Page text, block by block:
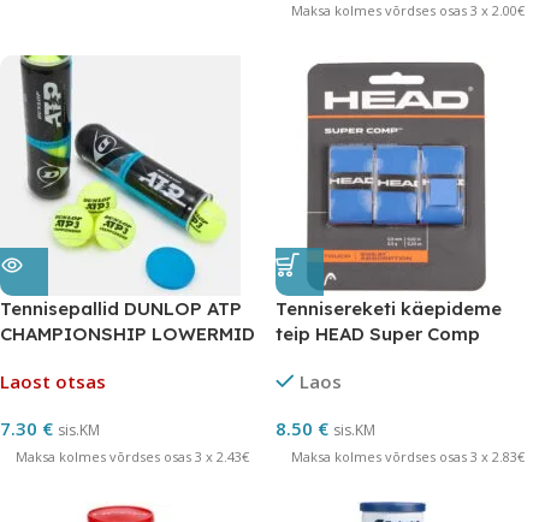
Maksa kolmes võrdses osas 3 x 2.00€
Tennisepallid DUNLOP ATP
CHAMPIONSHIP LOWERMID
Laost otsas
7.30 € sis.KM
Maksa kolmes võrdses osas 3 x 2.43€
Tennisereketi käepideme
teip HEAD Super Comp
Laos
8.50 € sis.KM
Maksa kolmes võrdses osas 3 x 2.83€